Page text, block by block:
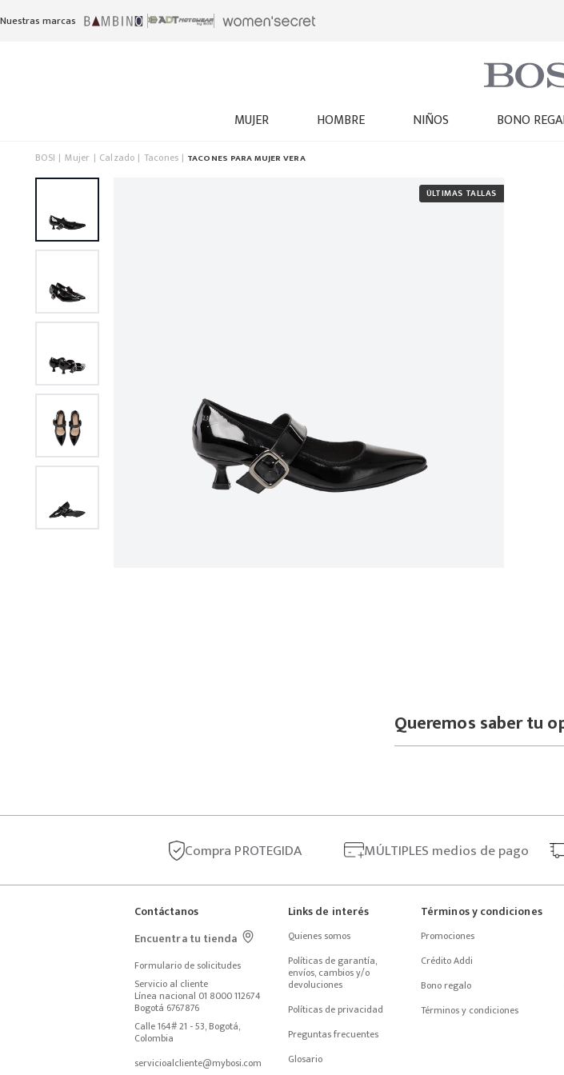
Nuestras marcas
MUJER HOMBRE NIÑOS BONO
BOSI Mujer Calzado Tacones TACONES PARA MUJER VERA
Queremos saber tu
Compra PROTEGIDA MÚLTIPLES medios de pago
Contáctanos
Encuentra tu tienda
Formulario de solicitudes
Servicio al cliente
Línea nacional 01 8000 112674
Bogotá 6767876
Calle 164# 21 - 53, Bogotá,
Colombia
servicioalcliente@mybosi.com
Links de interés
Quienes somos
Políticas de garantía,
envíos, cambios y/o
devoluciones
Políticas de privacidad
Preguntas frecuentes
Glosario
Términos y condiciones
Promociones
Crédito Addi
Bono regalo
Términos y condiciones